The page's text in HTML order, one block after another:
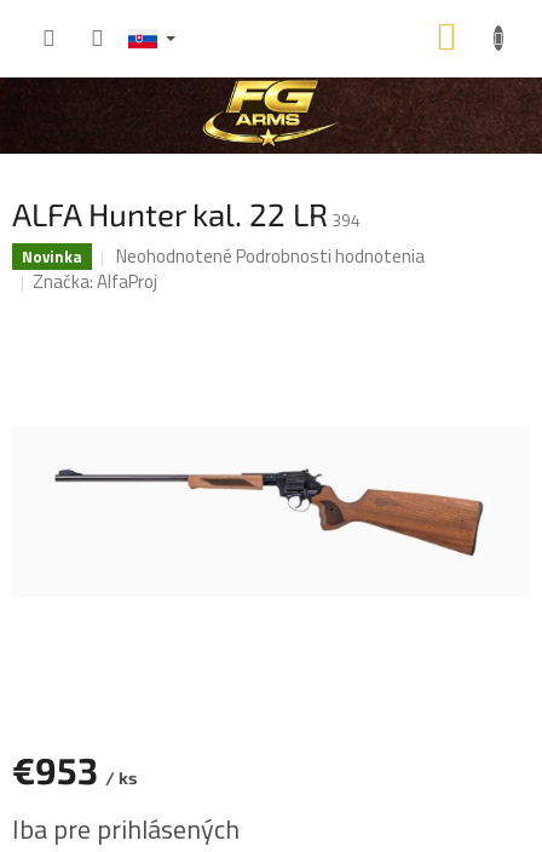
KOŠÍK
ALFA Hunter kal. 22 LR 394
Novinka
Priemerné
hodnotenie
NeohodnotenéPodrobnosti hodnotenia
Značka:AlfaProj
€953 / ks
cena:
Iba pre prihlásených